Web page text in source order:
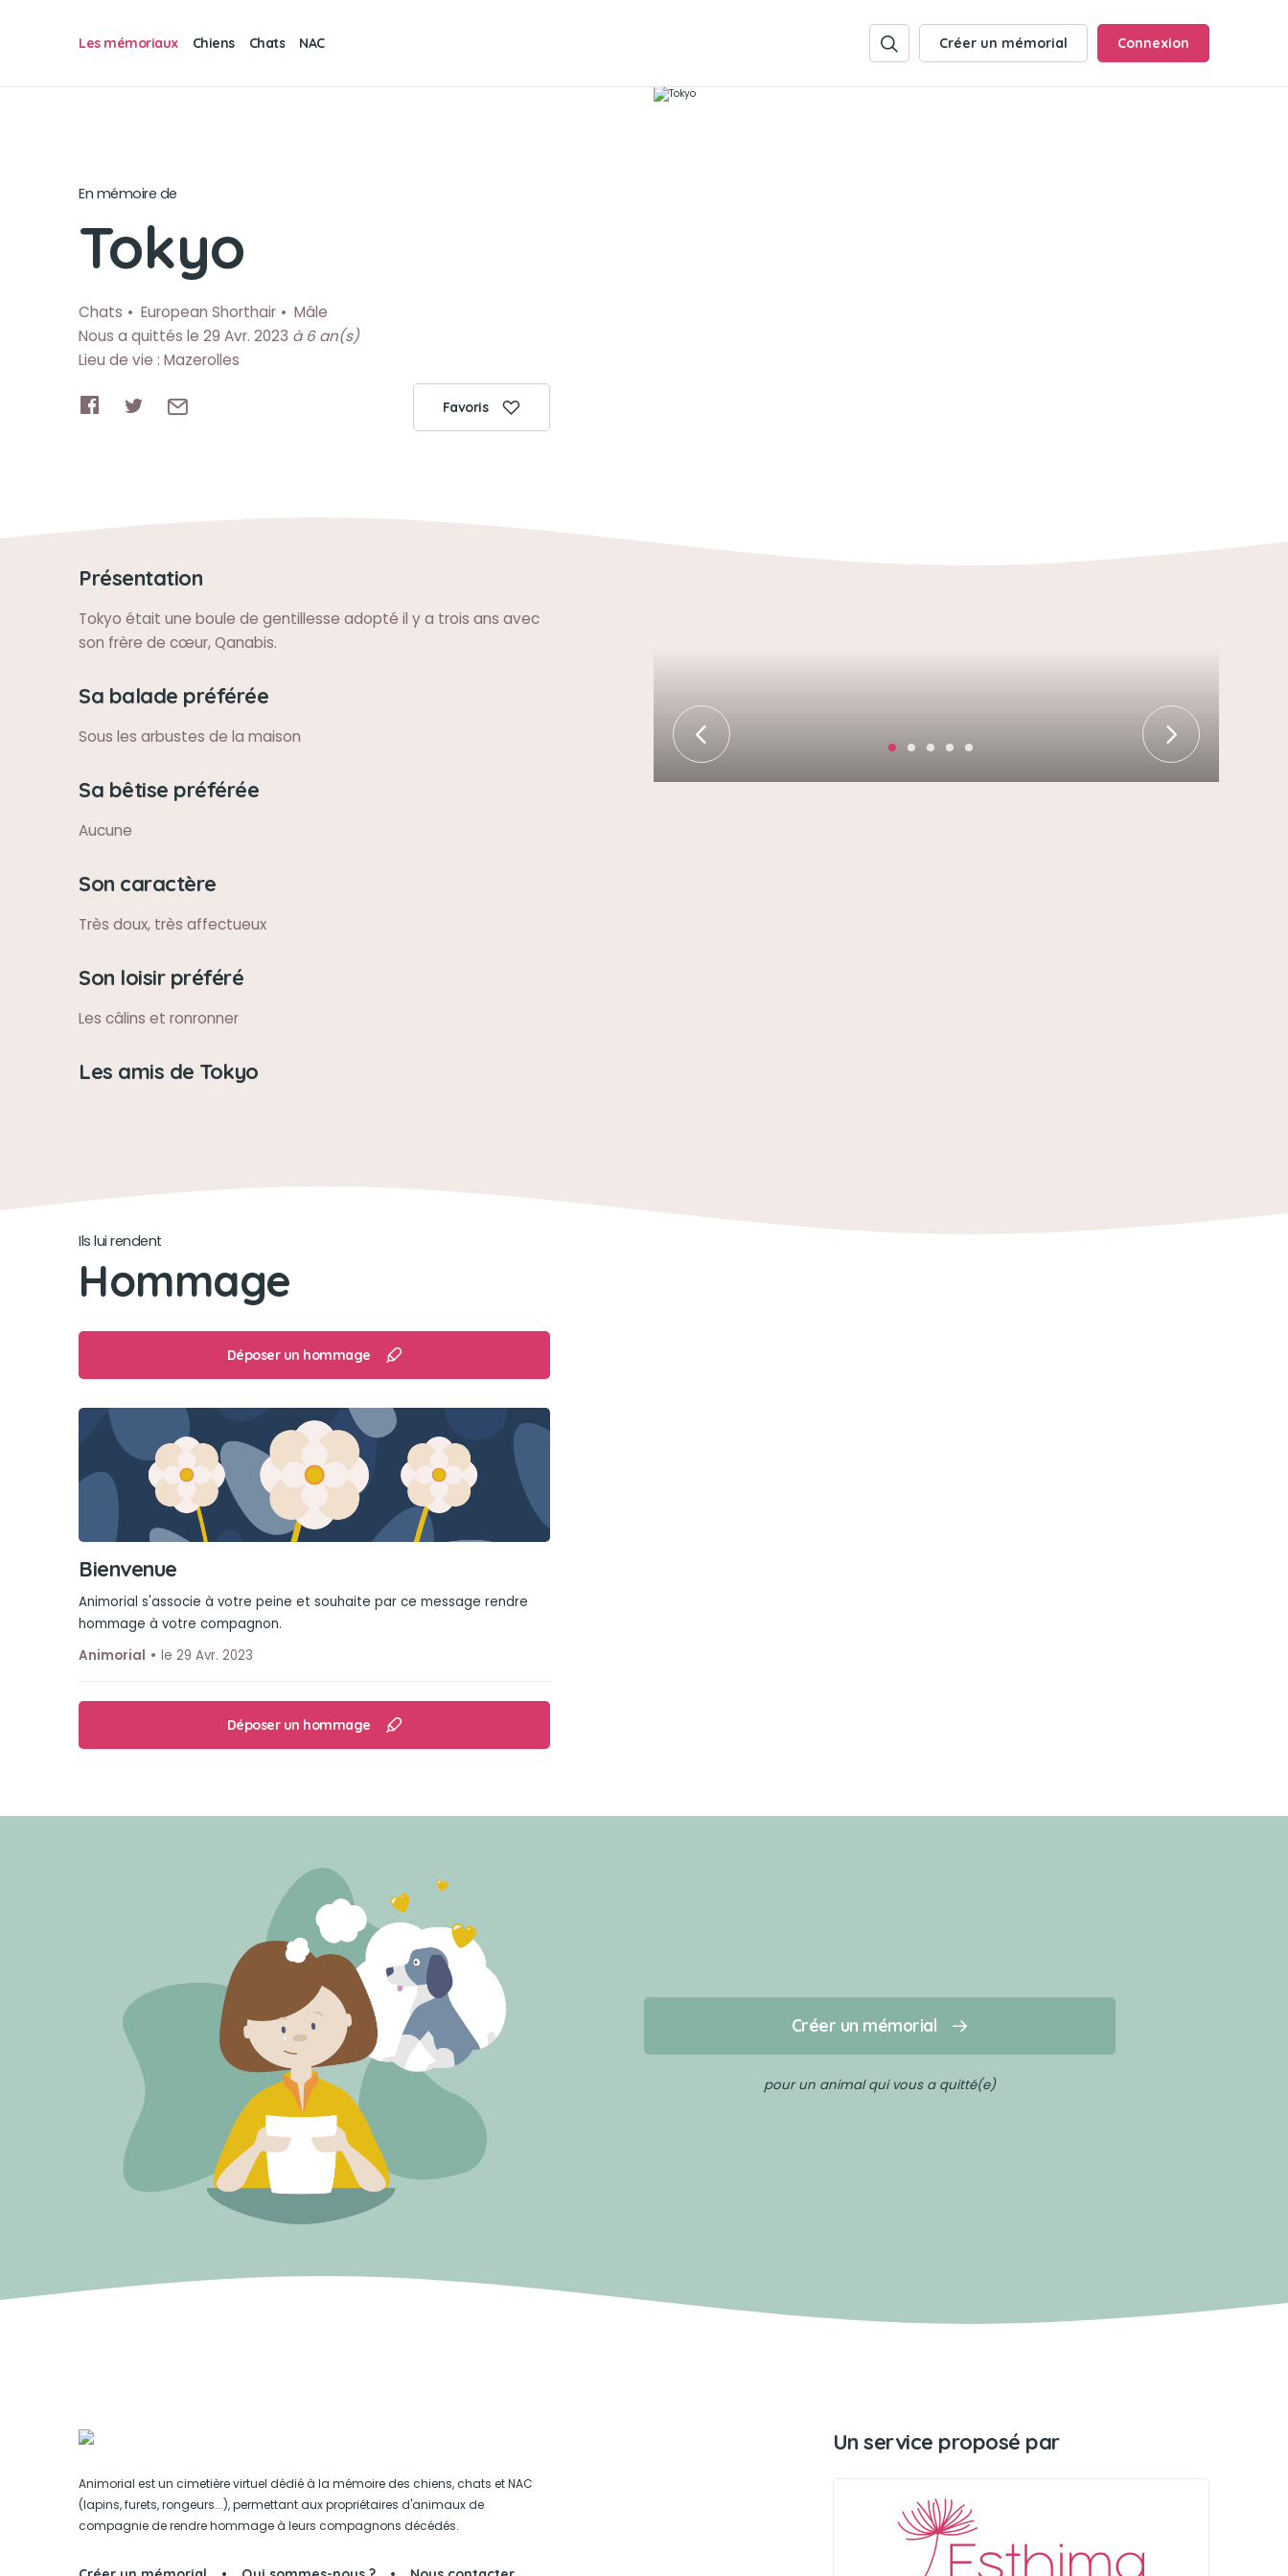
Les mémoriaux Chiens Chats NAC Créer un mémorial Connexion
En mémoire de
Tokyo
Chats European Shorthair
Mâle
Nous a quittés le 29 Avr. 2023 à 6 an(s)
Lieu de vie : Mazerolles
Favoris
Présentation
Tokyo était une boule de gentillesse adopté il y a trois ans avec
son frère de cœur, Qanabis.
Sa balade préférée
Sous les arbustes de la maison
Sa bêtise préférée
Aucune
Son caractère
Très doux, très affectueux
Son loisir préféré
Les câlins et ronronner
Les amis de Tokyo
Ils lui rendent
Hommage
Déposer un hommage
Bienvenue
Animorial s'associe à votre peine et souhaite par ce message rendre
hommage à votre compagnon.
Animorial
le 29 Avr. 2023
Déposer un hommage
Créer un mémorial
pour un animal qui vous a quitté(e)
Animorial est un cimetière virtuel dédié à la mémoire des chiens, chats et NAC
(lapins, furets, rongeurs...), permettant aux propriétaires d'animaux de
compagnie de rendre hommage à leurs compagnons décédés.
Un service proposé par